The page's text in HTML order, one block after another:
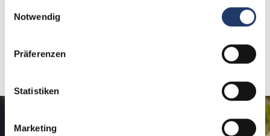
Notwendig
Präferenzen
Statistiken
Marketing
Negozio
Visita il negozio
LeadingCampings
Regala i momenti più belli